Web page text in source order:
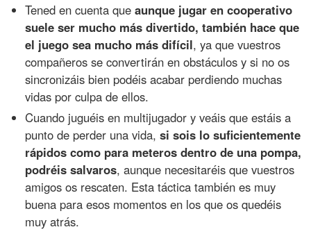
Tened en cuenta queaunque jugar en cooperativo
suele ser mucho más divertido, también hace que
el juego sea mucho más difícil, ya que vuestros
compañeros se convertirán en obstáculos y si no os
sincronizáis bien podéis acabar perdiendo muchas
vidas por culpa de ellos.
Cuando juguéis en multijugador y veáis que estáis a
punto de perder una vida,si sois lo suficientemente
rápidos como para meteros dentro de una pompa,
podréis salvaros, aunque necesitaréis que vuestros
amigos os rescaten. Esta táctica también es muy
buena para esos momentos en los que os quedéis
muy atrás.